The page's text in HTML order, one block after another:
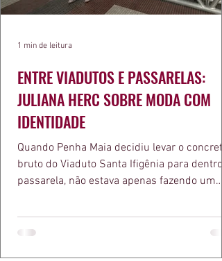
ENTRE VIADUTOS E PASSARELAS:
JULIANA HERC SOBRE MODA COM
IDENTIDADE
Quando Penha Maia decidiu levar o concreto
bruto do Viaduto Santa Ifigênia para dentro
passarela, não estava apenas fazendo um
a apresentadora e influenciadora Juliana
defende há tempos, o de que moda
1 min de leitura